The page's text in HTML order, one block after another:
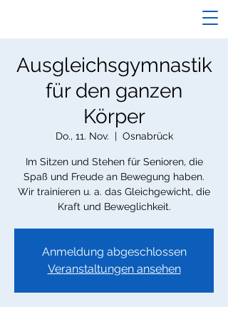
Ausgleichsgymnastik
für den ganzen
Körper
Do., 11. Nov.
  |
Osnabrück
Im Sitzen und Stehen für Senioren, die
Spaß und Freude an Bewegung haben.
Wir trainieren u. a. das Gleichgewicht, die
Kraft und Beweglichkeit.
Anmeldung abgeschlossen
Veranstaltungen ansehen